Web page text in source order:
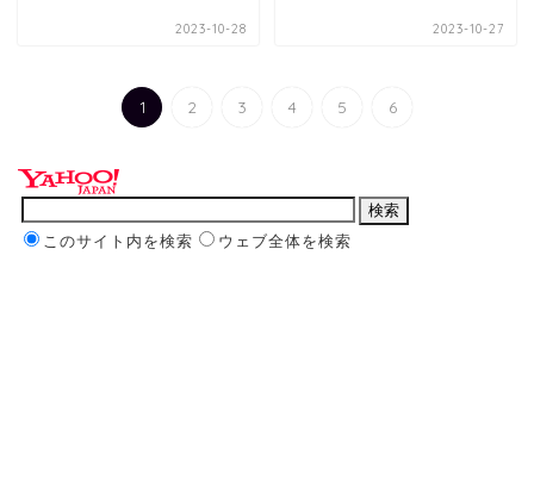
2023-10-28 2023-10-27
1 2 3 4 5 6
このサイト内を検索 ウェブ全体を検索